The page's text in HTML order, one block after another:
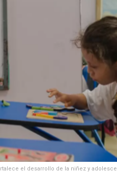
el desarrollo de la niñez y